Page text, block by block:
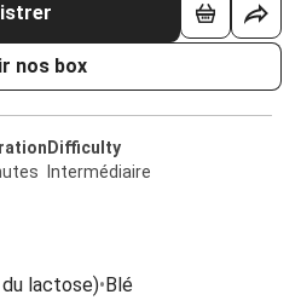
nos box
Difficulty
Intermédiaire
lactose)•Blé